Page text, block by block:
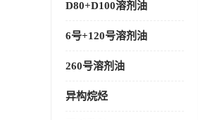
D80+D100溶剂油
6号+120号溶剂油
260号溶剂油
异构烷烃